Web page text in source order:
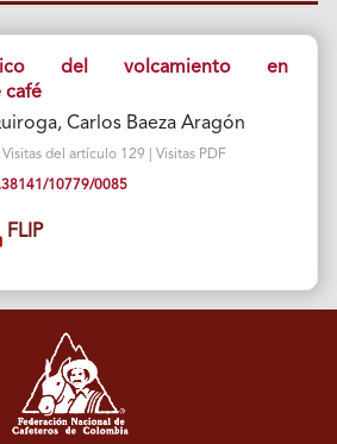
del volcamiento en
café
Carlos Baeza Aragón
del artículo 129 | Visitas PDF
10779/0085
FLIP